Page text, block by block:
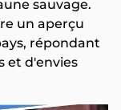
sauvage.
un aperçu
répondant
et d'envies